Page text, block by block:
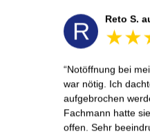
R Reto S.
Notöffnung bei
war nötig. Ich
aufgebrochen
Fachmann hatte
offen. Sehr